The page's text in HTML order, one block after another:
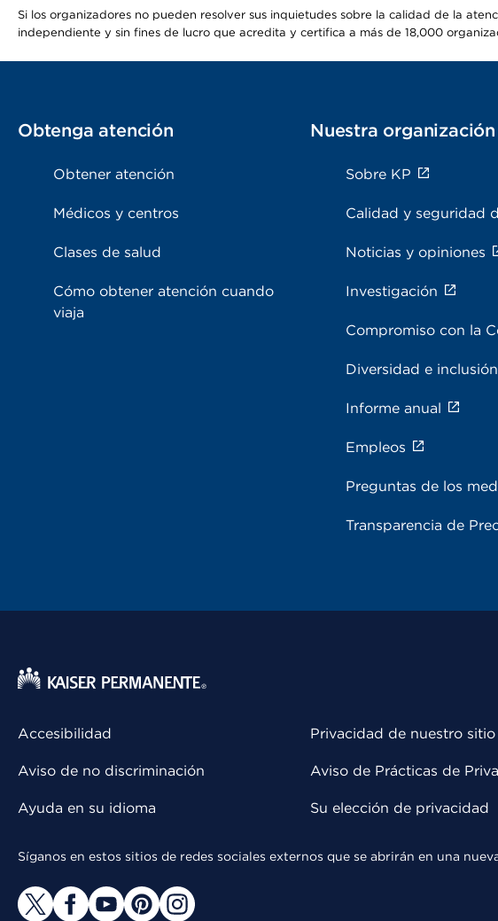
Si los organizadores no pueden resolver sus inquietudes sobre la calidad de la
independiente y sin fines de lucro que acredita y certifica a más de 18,000
Obtenga atención
Obtener atención
Médicos y centros
Clases de salud
Cómo obtener atención cuando
viaja
Nuestra organización
Sobre KP
Calidad y seguridad
Noticias y opiniones
Investigación
Compromiso con la
Diversidad e inclusión
Informe anual
Empleos
Preguntas de los
Transparencia de
Accesibilidad
Aviso de no discriminación
Ayuda en su idioma
Privacidad de nuestro
Aviso de Prácticas de
Su elección de privacidad
Síganos en estos sitios de redes sociales externos que se abrirán en una